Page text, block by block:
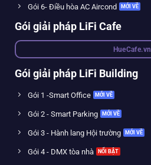
Gói 6- Điều hòa AC Aircond
Gói giải pháp LiFi Cafe
HueCafe.vn
Gói giải pháp LiFi Building
Gói 1 -Smart Office
Gói 2 - Smart Parking
Gói 3 - Hành lang Hội trường
Gói 4 - DMX tòa nhà